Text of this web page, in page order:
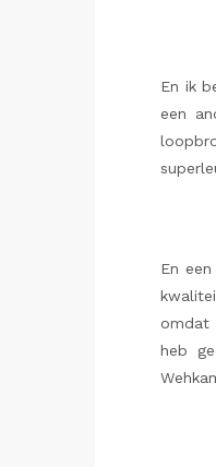
En ik
een
En
omdat
heb